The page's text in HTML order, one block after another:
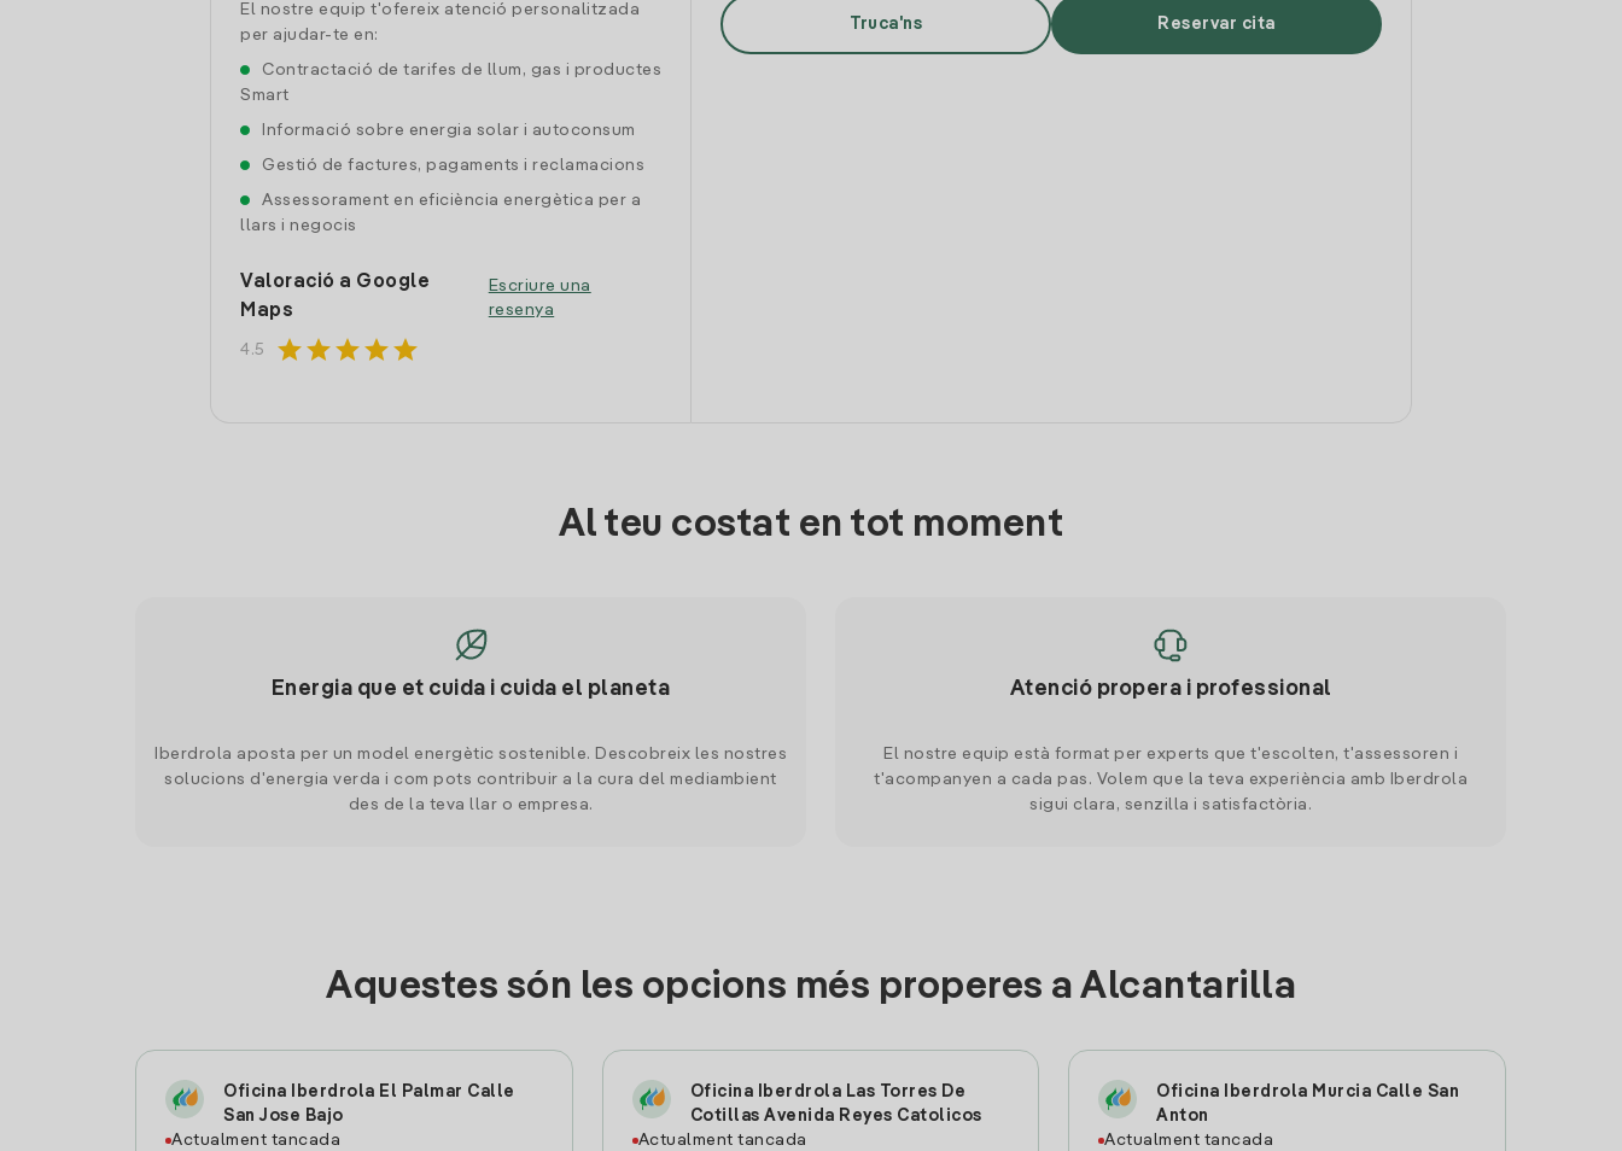
El nostre equip t'ofereix atenció personalitzada
per ajudar-te en:
Contractació de tarifes de llum, gas i productes
Smart
Informació sobre energia solar i autoconsum
Gestió de factures, pagaments i reclamacions
Assessorament en eficiència energètica per a
llars i negocis
Valoració a Google
Maps
4.5 starstarstarstarstar
Escriure una
resenya
Truca'ns Reservar cita
Al teu costat en tot moment
Energia que et cuida i cuida el planeta
Iberdrola aposta per un model energètic sostenible. Descobreix les nostres
solucions d'energia verda i com pots contribuir a la cura del mediambient
des de la teva llar o empresa.
Atenció propera i professional
El nostre equip està format per experts que t'escolten, t'assessoren i
t'acompanyen a cada pas. Volem que la teva experiència amb Iberdrola
sigui clara, senzilla i satisfactòria.
Aquestes són les opcions més properes a Alcantarilla
Oficina Iberdrola El Palmar Calle
San Jose Bajo
Actualment tancada
Oficina Iberdrola Las Torres De
Cotillas Avenida Reyes Catolicos
Actualment tancada
Oficina Iberdrola Murcia Calle San
Anton
Actualment tancada